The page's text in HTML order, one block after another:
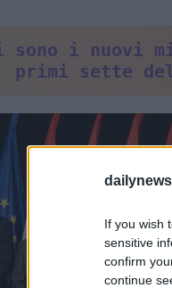
If you wish
sensitive
confirm
continue
sono i nuovi
primi sette del